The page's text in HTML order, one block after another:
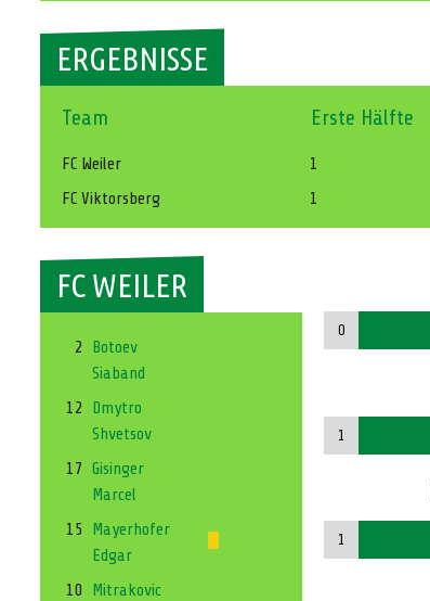
ERGEBNISSE
Team Erste Hälfte
FC Weiler 1
FC Viktorsberg
1
FC WEILER
2
Botoev
Siaband
12
Dmytro
Shvetsov
17 Gisinger
Marcel
15
Mayerhofer
Edgar
10
Mitrakovic
0
1
1